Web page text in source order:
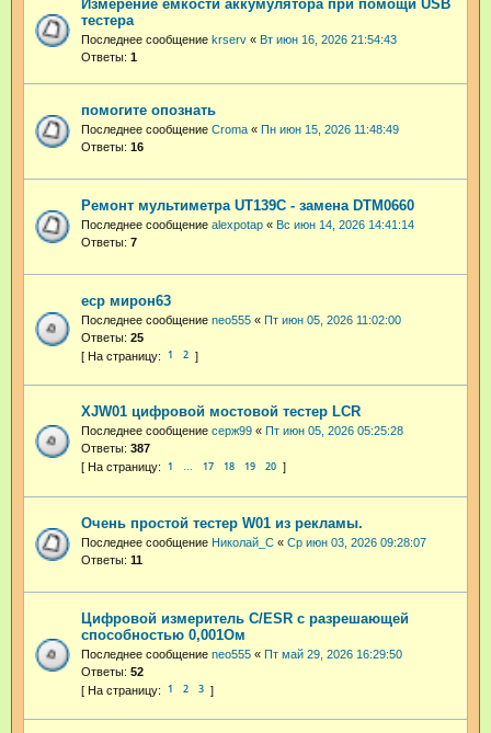
Измерение емкости аккумулятора при помощи USB
тестера
Последнее сообщение krserv « Вт июн 16, 2026 21:54:43
Ответы: 1
помогите опознать
Последнее сообщение Croma « Пн июн 15, 2026 11:48:49
Ответы: 16
Ремонт мультиметра UT139C - замена DTM0660
Последнее сообщение alexpotap « Вс июн 14, 2026 14:41:14
Ответы: 7
еср мирон63
Последнее сообщение neo555 « Пт июн 05, 2026 11:02:00
Ответы: 25
1 2
XJW01 цифровой мостовой тестер LCR
Последнее сообщение серж99 « Пт июн 05, 2026 05:25:28
Ответы: 387
1 … 17 18 19 20
Очень простой тестер W01 из рекламы.
Последнее сообщение Николай_С « Ср июн 03, 2026 09:28:07
Ответы: 11
Цифровой измеритель C/ESR с разрешающей
способностью 0,001Ом
Последнее сообщение neo555 « Пт май 29, 2026 16:29:50
Ответы: 52
1 2 3